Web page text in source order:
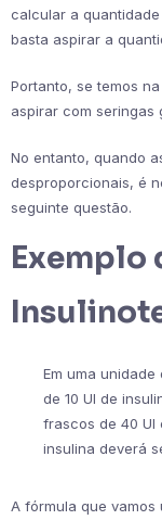
calcular a
basta aspirar a
Portanto, se temos
aspirar com seringas
No entanto, quando
desproporcionais, é
seguinte questão.
Exemplo
Em uma
de 10 UI de
frascos de 40 UI
insulina deverá
A fórmula que